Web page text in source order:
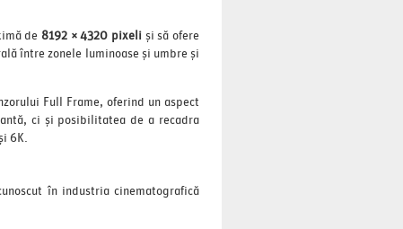
de8192 × 4320 pixeliși să ofere
între zonele luminoase și umbre și
Full Frame, oferind un aspect
ci și posibilitatea de a recadra
6K.
în industria cinematografică